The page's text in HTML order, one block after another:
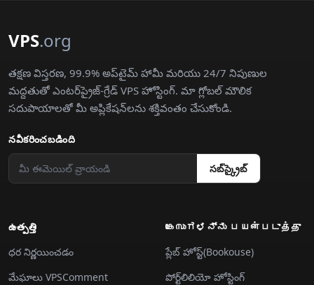
VPS.org
తక్షణ విస్తరణ, 99.9% అప్‌టైమ్ హామీ మరియు 24/7 నిపుణుల
మద్దతుతో ఎంటర్‌ప్రైజ్-గ్రేడ్ VPS హోస్టింగ్. మా గ్లోబల్ మౌలిక
సదుపాయాలతో మీ అప్లికేషన్‌లను శక్తివంతం చేసుకోండి.
నవీకరించబడింది
సబ్‌స్క్రైబ్
ఉత్పత్తి
ధర నిర్ణయించడం
మేఘాలు VPSComment
കേസುಗಳನ್ನು பயன்படுத்து
ప్లేబ్ హోస్ట్(Bookouse)
పోర్ట్‌లిలియో హోస్టింగ్